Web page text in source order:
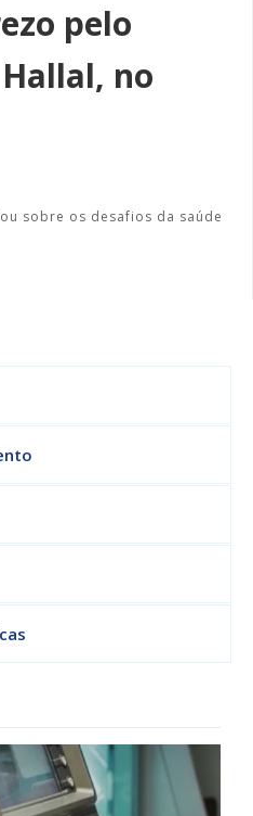
pelo
no
sobre os desafios da saúde